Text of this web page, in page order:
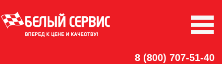
8 (800) 707-51-40